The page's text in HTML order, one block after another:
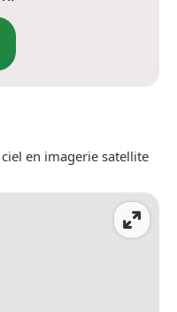
en imagerie satellite